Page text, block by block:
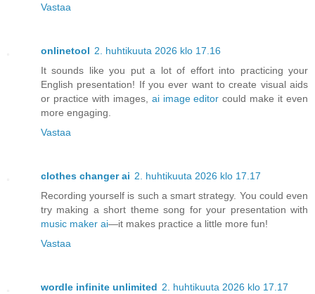
Vastaa
onlinetool 2. huhtikuuta 2026 klo 17.16
It sounds like you put a lot of effort into practicing your
English presentation! If you ever want to create visual aids
or practice with images, ai image editor could make it even
more engaging.
Vastaa
clothes changer ai 2. huhtikuuta 2026 klo 17.17
Recording yourself is such a smart strategy. You could even
try making a short theme song for your presentation with
music maker ai—it makes practice a little more fun!
Vastaa
wordle infinite unlimited 2. huhtikuuta 2026 klo 17.17